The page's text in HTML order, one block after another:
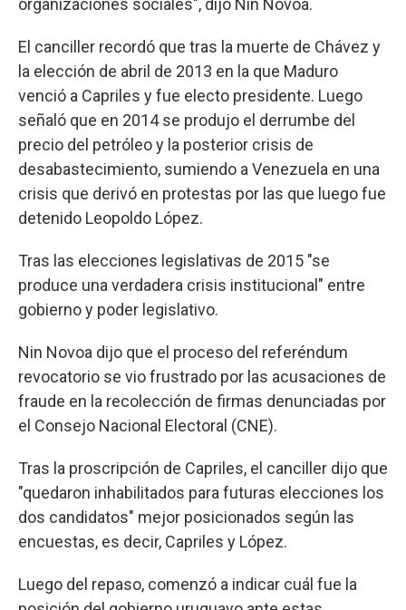
organizaciones sociales", dijo Nin Novoa.
El canciller recordó que tras la muerte de Chávez y
la elección de abril de 2013 en la que Maduro
venció a Capriles y fue electo presidente. Luego
señaló que en 2014 se produjo el derrumbe del
precio del petróleo y la posterior crisis de
desabastecimiento, sumiendo a Venezuela en una
crisis que derivó en protestas por las que luego fue
detenido Leopoldo López.
Tras las elecciones legislativas de 2015 "se
produce una verdadera crisis institucional" entre
gobierno y poder legislativo.
Nin Novoa dijo que el proceso del referéndum
revocatorio se vio frustrado por las acusaciones de
fraude en la recolección de firmas denunciadas por
el Consejo Nacional Electoral (CNE).
Tras la proscripción de Capriles, el canciller dijo que
"quedaron inhabilitados para futuras elecciones los
dos candidatos" mejor posicionados según las
encuestas, es decir, Capriles y López.
Luego del repaso, comenzó a indicar cuál fue la